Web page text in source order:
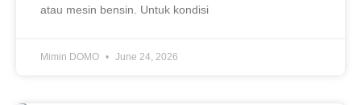
atau mesin bensin. Untuk kondisi
Mimin DOMO June 24, 2026